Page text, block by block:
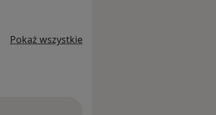
Pokaż wszystkie